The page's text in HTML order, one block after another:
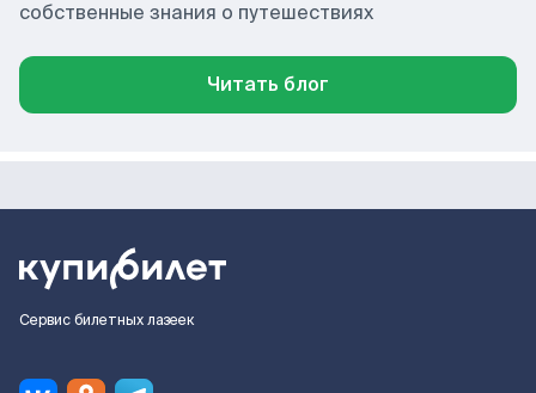
собственные знания о путешествиях
Читать блог
Сервис билетных лазеек